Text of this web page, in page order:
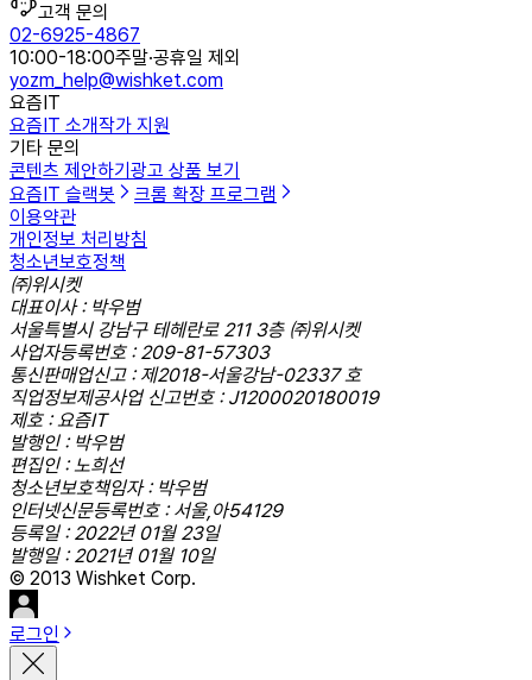
고객 문의
02-6925-4867
10:00-18:00주말·공휴일 제외
yozm_help@wishket.com
요즘IT
요즘IT 소개작가 지원
기타 문의
콘텐츠 제안하기 광고 상품 보기
요즘IT 슬랙봇
크롬 확장 프로그램
이용약관
개인정보 처리방침
청소년보호정책
㈜위시켓
대표이사 : 박우범
서울특별시 강남구 테헤란로 211 3층 ㈜위시켓
사업자등록번호 : 209-81-57303
통신판매업신고 : 제2018-서울강남-02337 호
직업정보제공사업 신고번호 : J1200020180019
제호 : 요즘IT
발행인 : 박우범
편집인 : 노희선
청소년보호책임자 : 박우범
인터넷신문등록번호 : 서울,아54129
등록일 : 2022년 01월 23일
발행일 : 2021년 01월 10일
© 2013 Wishket Corp.
로그인